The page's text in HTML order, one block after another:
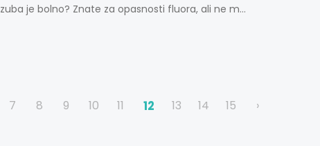
zuba je bolno? Znate za opasnosti fluora, ali ne m...
7 8 9 10 11 12 13 14 15 ›